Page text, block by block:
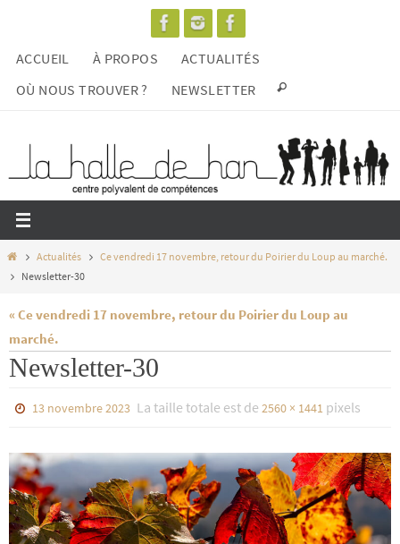
contenu
ACCUEIL À PROPOS
ACTUALITÉS
OÙ NOUS TROUVER ?
NEWSLETTER
HomeActualités
Ce vendredi 17 novembre, retour du Poirier du Loup au marché.
Newsletter-30
« Ce vendredi 17 novembre, retour du Poirier du Loup au
marché.
Newsletter-30
13 novembre 2023 La taille totale est de2560 × 1441 pixels